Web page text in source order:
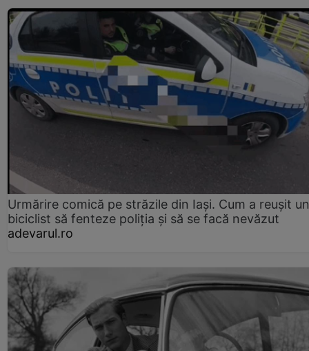
Urmărire comică pe străzile din Iași. Cum a reușit un
biciclist să fenteze poliția și să se facă nevăzut
adevarul.ro